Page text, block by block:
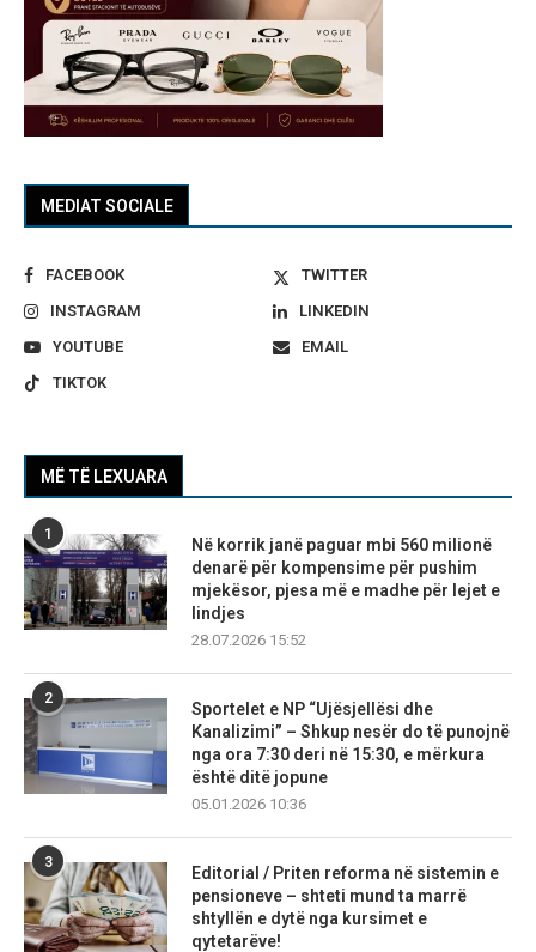
MEDIAT SOCIALE
FACEBOOK
TWITTER
INSTAGRAM
LINKEDIN
YOUTUBE
EMAIL
TIKTOK
MË TË LEXUARA
1
Në korrik janë paguar mbi 560 milionë
denarë për kompensime për pushim
mjekësor, pjesa më e madhe për lejet e
lindjes
28.07.2026 15:52
2
Sportelet e NP “Ujësjellësi dhe
Kanalizimi” – Shkup nesër do të punojnë
nga ora 7:30 deri në 15:30, e mërkura
është ditë jopune
05.01.2026 10:36
3
Editorial / Priten reforma në sistemin e
pensioneve – shteti mund ta marrë
shtyllën e dytë nga kursimet e
qytetarëve!